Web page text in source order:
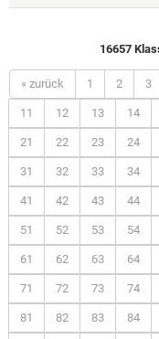
16657
« zurück 1 2 3
11 12 13 14
21 22 23 24
31 32 33 34
41 42 43 44
51 52 53 54
61 62 63 64
71 72 73 74
81 82 83 84